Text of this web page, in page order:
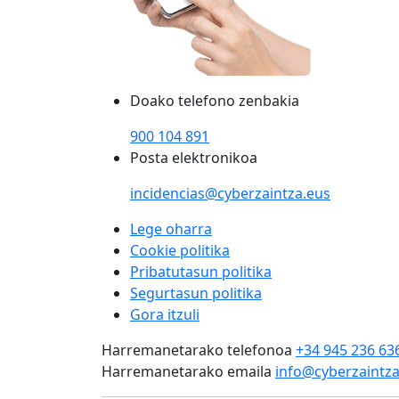
Doako telefono zenbakia
900 104 891
Posta elektronikoa
incidencias@cyberzaintza.eus
Lege oharra
Cookie politika
Pribatutasun politika
Segurtasun politika
Gora itzuli
Harremanetarako telefonoa +34 945 236
Harremanetarako emaila